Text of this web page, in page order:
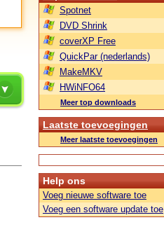
Spotnet
DVD Shrink
coverXP Free
QuickPar (nederlands)
MakeMKV
HWiNFO64
Meer top downloads
Laatste toevoegingen
Meer laatste toevoegingen
Help ons
Voeg nieuwe software toe
Voeg een software update toe